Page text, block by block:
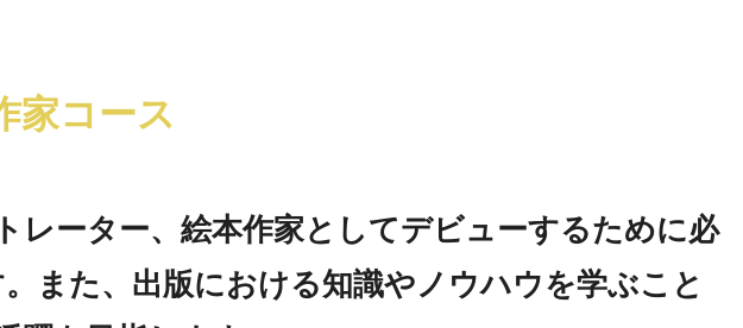
家コース
レーター、絵本作家としてデビューするために必
また、出版における知識やノウハウを学ぶこと